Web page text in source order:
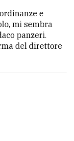
e
mi sembra
panzeri.
del direttore